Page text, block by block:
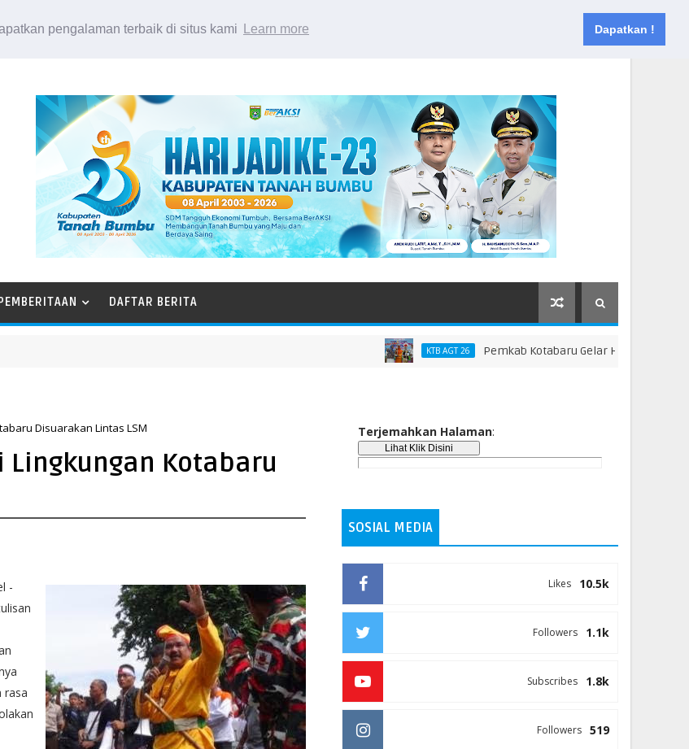
pengalaman terbaik di situs kami Learn more Dapatkan !
Kontak
DAFTAR BERITA
KTB AGT 26 Pemkab Kotabaru Gelar HAN 2026, Dorong
Sudut Pandang Masyarakat
Disuarakan Lintas LSM
Kotabaru
-
rasa
Terjemahkan Halaman:
SOSIAL MEDIA
10.5k
Likes
1.1k
Followers
1.8k
Subscribes
519
Followers